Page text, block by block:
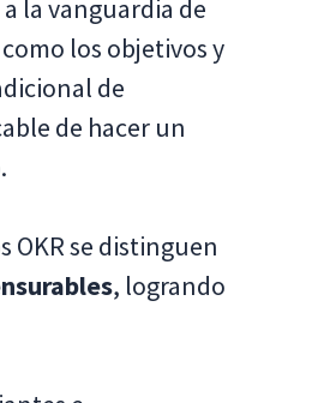
la vanguardia de
los objetivos y
de
de hacer un
OKR se distinguen
, logrando